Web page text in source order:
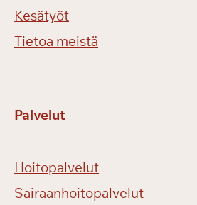
Kesätyöt
Tietoa meistä
Palvelut
Hoitopalvelut
Sairaanhoitopalvelut